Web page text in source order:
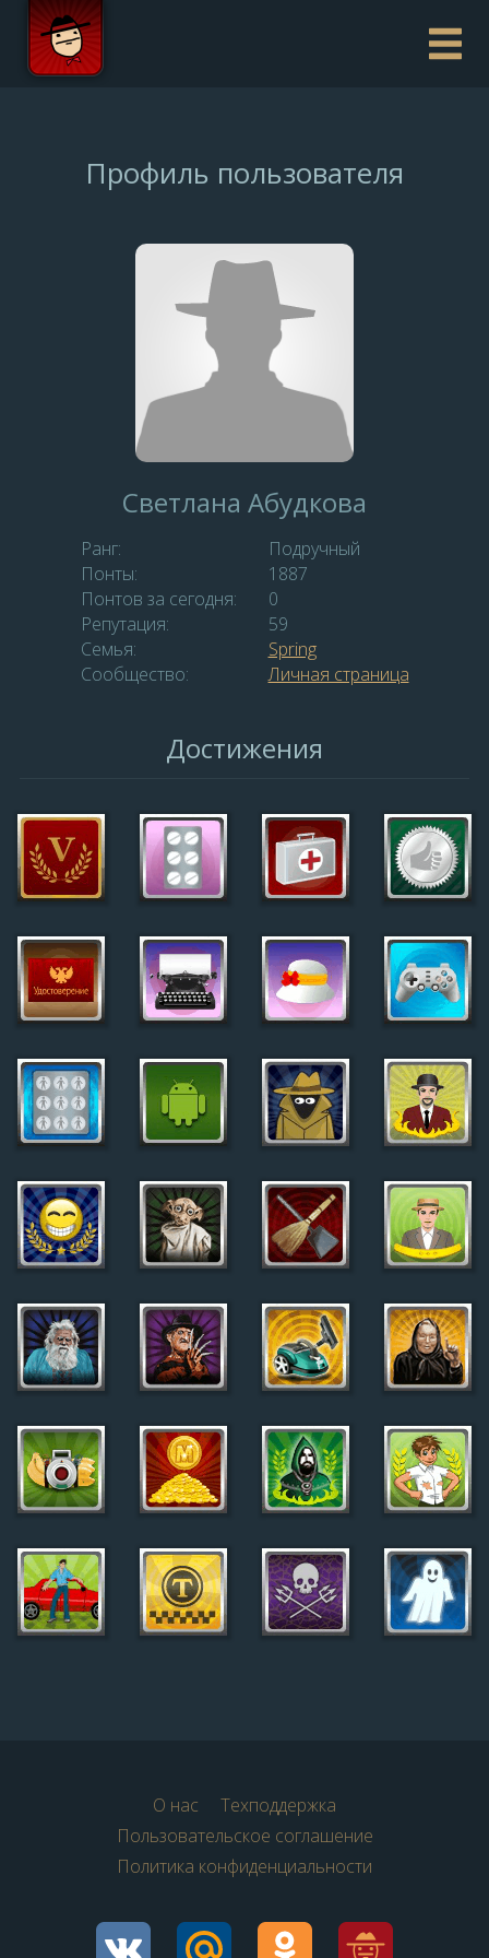
Профиль пользователя
Светлана Абудкова
Ранг:
Подручный
Понты:
1887
Понтов за сегодня:
0
Репутация:
59
Семья:
Spring
Сообщество:
Личная страница
Достижения
О нас
Техподдержка
Пользовательское соглашение
Политика конфиденциальности